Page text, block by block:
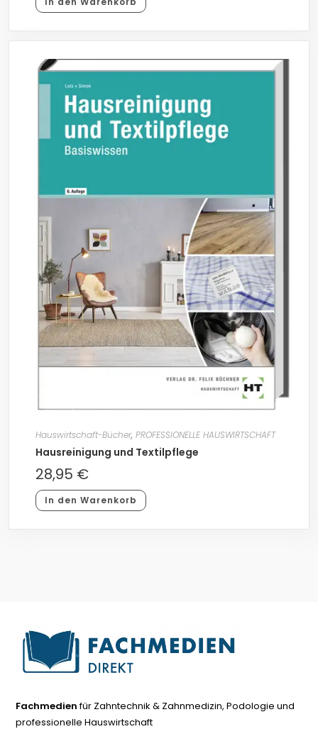
Hauswirtschaft-Bücher, PROFESSIONELLE HAUSWIRTSCHAFT
Hausreinigung und Textilpflege
28,95 €
In den Warenkorb
Fachmedienfür Zahntechnik & Zahnmedizin, Podologie und
professionelle Hauswirtschaft